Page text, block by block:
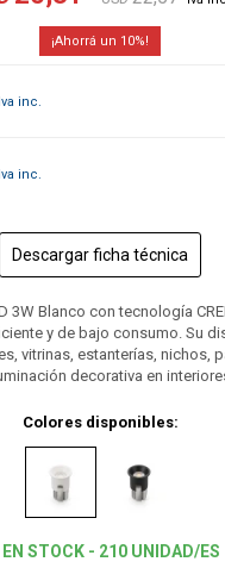
10
Descargar ficha técnica
3W Blanco con tecnología
y de bajo consumo. Su
vitrinas, estanterías, nichos,
decorativa en
Colores disponibles:
EN STOCK - 210 UNIDAD/ES